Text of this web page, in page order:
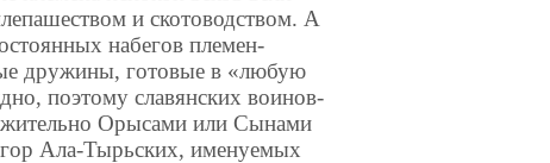
и скотоводством. А
набегов племен-
дружины, готовые в «любую
поэтому славянских воинов-
Орысами или Сынами
Ала-Тырьских, именуемых